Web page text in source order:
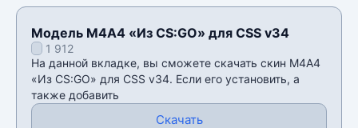
Модель М4А4 «Из CS:GO» для CSS v34
1 912
На данной вкладке, вы сможете скачать скин М4А4
«Из CS:GO» для CSS v34. Если его установить, а
также добавить
Скачать